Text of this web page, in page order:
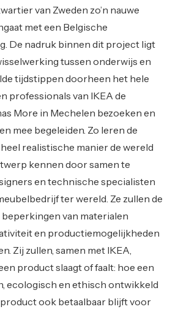
van Zweden zo’n nauwe
met een Belgische
De nadruk binnen dit project ligt
tussen onderwijs en
tijdstippen doorheen het hele
professionals van IKEA de
More in Mechelen bezoeken en
mee begeleiden. Zo leren de
realistische manier de wereld
kennen door samen te
en technische specialisten
ter wereld. Ze zullen de
van materialen
en productiemogelijkheden
Zij zullen, samen met IKEA,
product slaagt of faalt: hoe een
ecologisch en ethisch ontwikkeld
ook betaalbaar blijft voor